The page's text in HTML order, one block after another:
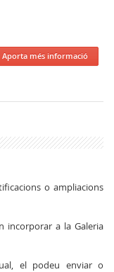
Aporta més informació
o ampliacions
incorporar a la Galeria
el podeu enviar o